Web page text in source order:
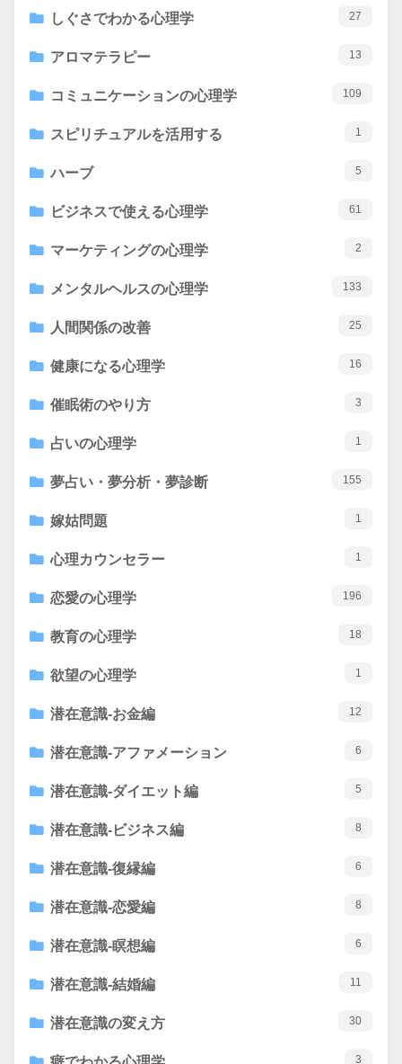
しぐさでわかる心理学 27
アロマテラピー 13
コミュニケーションの心理学 109
スピリチュアルを活用する 1
ハーブ 5
ビジネスで使える心理学 61
マーケティングの心理学 2
メンタルヘルスの心理学 133
人間関係の改善 25
健康になる心理学 16
催眠術のやり方 3
占いの心理学 1
夢占い・夢分析・夢診断 155
嫁姑問題 1
心理カウンセラー 1
恋愛の心理学 196
教育の心理学 18
欲望の心理学 1
潜在意識-お金編 12
潜在意識-アファメーション 6
潜在意識-ダイエット編 5
潜在意識-ビジネス編 8
潜在意識-復縁編 6
潜在意識-恋愛編 8
潜在意識-瞑想編 6
潜在意識-結婚編 11
潜在意識の変え方 30
3